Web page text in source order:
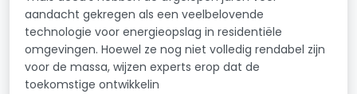
aandacht gekregen als een veelbelovende
technologie voor energieopslag in residentiële
omgevingen. Hoewel ze nog niet volledig rendabel zijn
voor de massa, wijzen experts erop dat de
toekomstige ontwikkelin